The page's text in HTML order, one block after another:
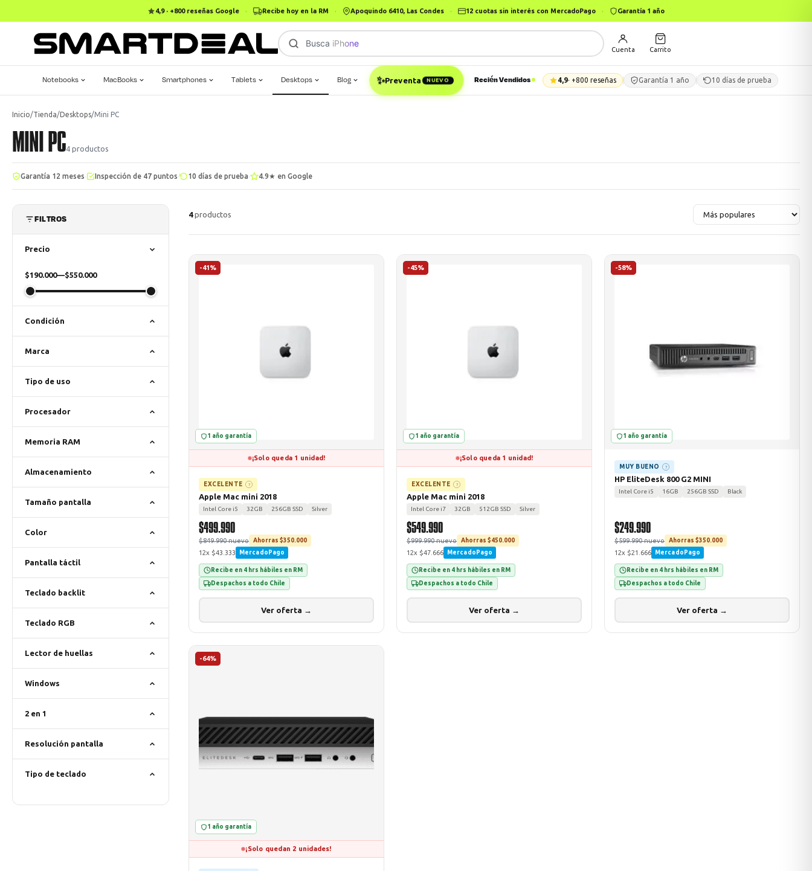
4,9 · +800 reseñas Google · Recibe hoy en la RM · Apoquindo 6410, Las Condes · 12 cuotas sin interés con MercadoPago · Garantía 1 año
Busca iPhone 14
Cuenta Carrito
Notebooks MacBooks Smartphones Tablets Desktops Blog ✨Preventa NUEVO Recién Vendidos 4,9· +800 reseñas Garantía 1 año 10 días de prueba
Inicio/Tienda/Desktops/Mini PC
MINI PC4 productos
Garantía 12 meses Inspección de 47 puntos 10 días de prueba 4.9★ en Google
FILTROS
Precio
$190.000—$550.000
Condición
Marca
Tipo de uso
Procesador
Memoria RAM
Almacenamiento
Tamaño pantalla
Color
Pantalla táctil
Teclado backlit
Teclado RGB
Lector de huellas
Windows
2 en 1
Resolución pantalla
Tipo de teclado
4productos
-41%
1 año garantía
¡Solo queda 1 unidad!
EXCELENTE ?
Apple Mac mini 2018
Intel Core i5 32GB 256GB SSD Silver
$499.990
$849.990 nuevo Ahorras $350.000
12x $43.333 MercadoPago
Recibe en 4 hrs hábiles en RM
Despachos a todo Chile
Ver oferta →
-45%
1 año garantía
¡Solo queda 1 unidad!
EXCELENTE ?
Apple Mac mini 2018
Intel Core i7 32GB 512GB SSD Silver
$549.990
$999.990 nuevo Ahorras $450.000
12x $47.666 MercadoPago
Recibe en 4 hrs hábiles en RM
Despachos a todo Chile
Ver oferta →
-58%
1 año garantía
MUY BUENO ?
HP EliteDesk 800 G2 MINI
Intel Core i5 16GB 256GB SSD Black
$249.990
$599.990 nuevo Ahorras $350.000
12x $21.666 MercadoPago
Recibe en 4 hrs hábiles en RM
Despachos a todo Chile
Ver oferta →
-64%
1 año garantía
¡Solo quedan 2 unidades!